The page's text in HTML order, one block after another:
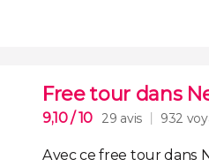
Free tour dans
9,10/ 10 29 avis 932
Avec cefree tour dans